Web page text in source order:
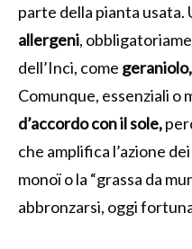
parte della pianta usata.
allergeni,
dell’Inci, come
Comunque, essenziali o
d’accordo con il sole,
che amplifica l’azione
monoï o la “grassa da
abbronzarsi, oggi